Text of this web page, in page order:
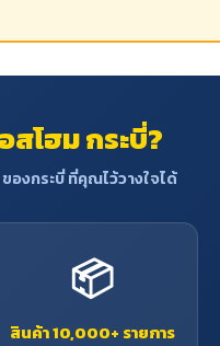
สโฮม กระบี่?
องกระบี่ ที่คุณไว้วางใจได้
📦
สินค้า 10,000+ รายการ